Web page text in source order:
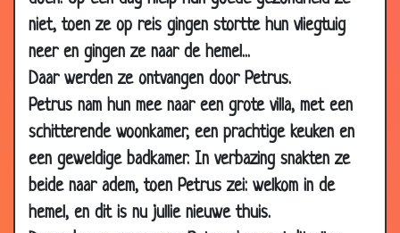
niet, toen ze op reis gingen stortte hun vliegtuig
neer en gingen ze naar de hemel...
Daar werden ze ontvangen door Petrus.
Petrus nam hun mee naar een grote villa, met een
schitterende woonkamer, een prachtige keuken en
een geweldige badkamer. In verbazing snakten ze
beide naar adem, toen Petrus zei: welkom in de
hemel, en dit is nu jullie nieuwe thuis.